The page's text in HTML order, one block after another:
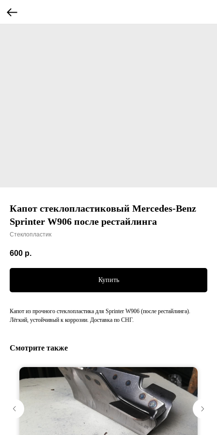
Капот стеклопластиковый Mercedes-Benz
Sprinter W906 после рестайлинга
Стеклопластик
600 р.
Купить
Капот из прочного стеклопластика для Sprinter W906 (после рестайлинга).
Лёгкий, устойчивый к коррозии. Доставка по СНГ.
Смотрите также